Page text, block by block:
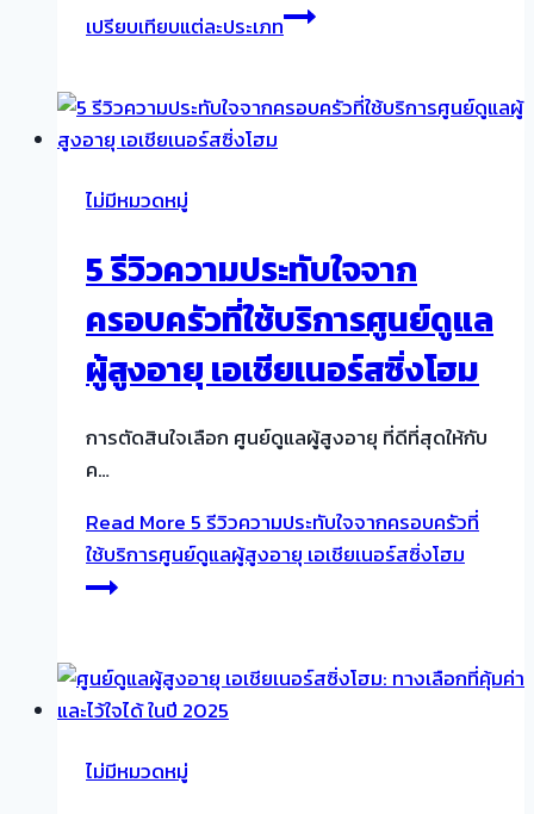
เปรียบเทียบแต่ละประเภท
ไม่มีหมวดหมู่
5 รีวิวความประทับใจจาก
ครอบครัวที่ใช้บริการศูนย์ดูแล
ผู้สูงอายุ เอเชียเนอร์สซิ่งโฮม
การตัดสินใจเลือก ศูนย์ดูแลผู้สูงอายุ ที่ดีที่สุดให้กับ
ค…
Read More 5 รีวิวความประทับใจจากครอบครัวที่
ใช้บริการศูนย์ดูแลผู้สูงอายุ เอเชียเนอร์สซิ่งโฮม
ไม่มีหมวดหมู่